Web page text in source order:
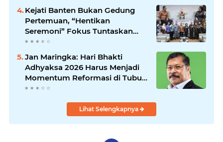
Kejati Banten Bukan Gedung
Pertemuan, “Hentikan
Seremoni” Fokus Tuntaskan
Korupsi!
Jan Maringka: Hari Bhakti
Adhyaksa 2026 Harus Menjadi
Momentum Reformasi di Tubuh
Kejaksaan
Lihat Selengkapnya